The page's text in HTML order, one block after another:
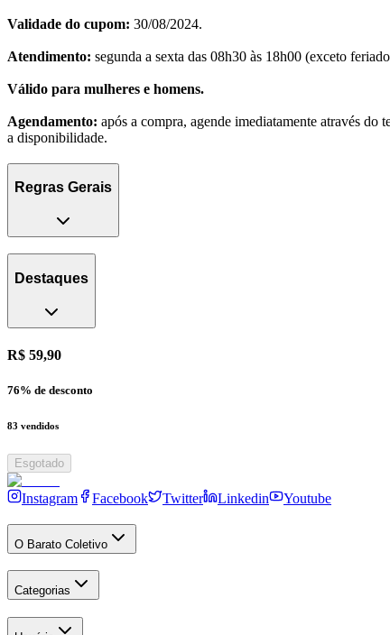
Validade do cupom: 30/08/2024.
Atendimento: segunda a sexta das 08h30 às 18h00 (exceto
Válido para mulheres e homens.
Agendamento: após a compra, agende imediatamente através
a disponibilidade.
Regras Gerais
Destaques
R$ 59,90
76% de desconto
83 vendidos
Esgotado
Instagram Facebook Twitter Linkedin Youtube
O Barato Coletivo
Categorias